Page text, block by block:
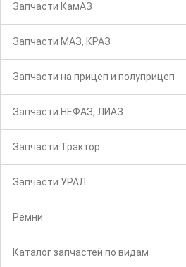
Запчасти КамАЗ
Запчасти МАЗ, КРАЗ
Запчасти на прицеп и полуприцеп
Запчасти НЕФАЗ, ЛИАЗ
Запчасти Трактор
Запчасти УРАЛ
Ремни
Каталог запчастей по видам